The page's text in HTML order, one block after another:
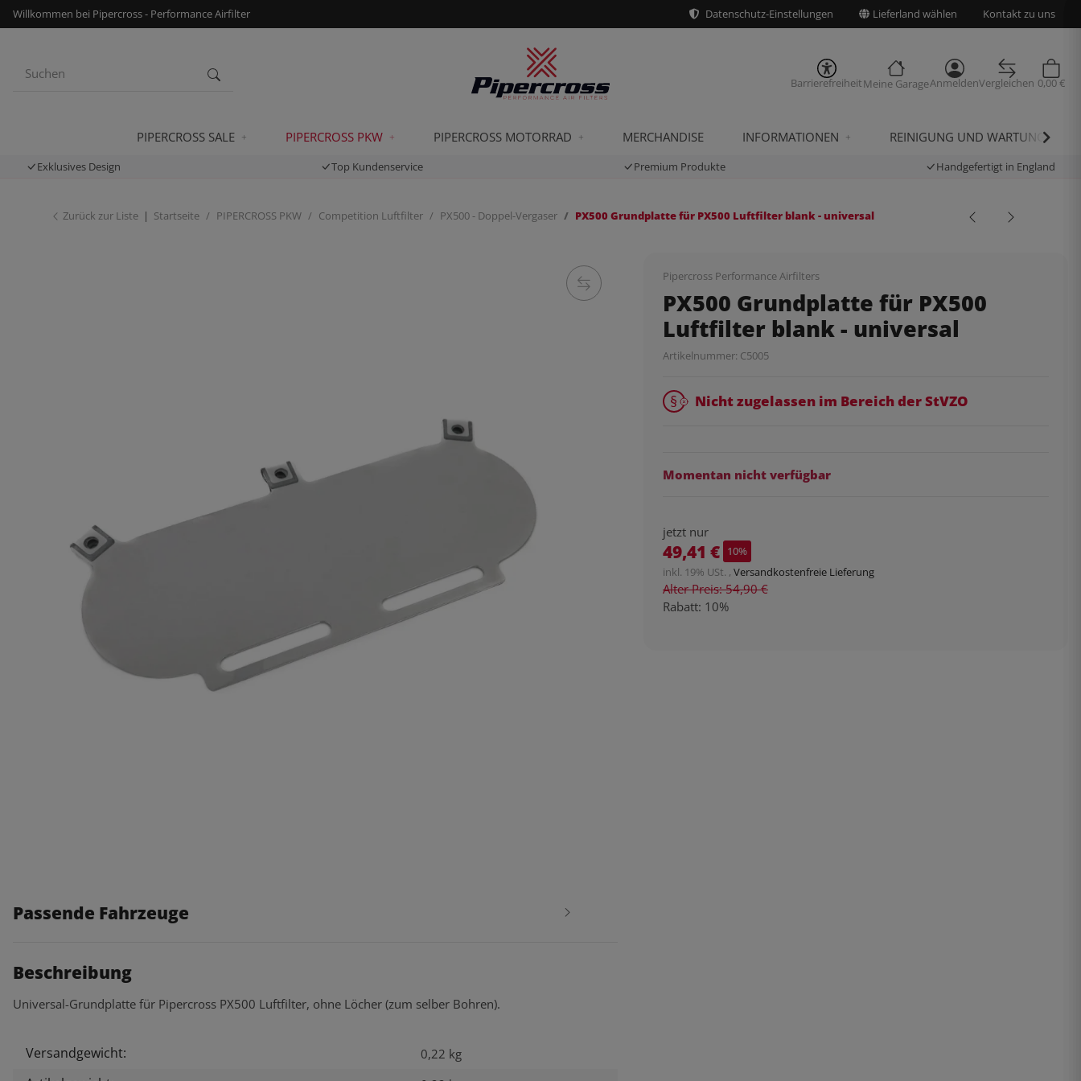
Willkommen bei Pipercross - Performance Airfilter Datenschutz-Einstellungen Lieferland wählen Kontakt zu uns
BarrierefreiheitMeine GarageAnmeldenVergleichen 0,00 €
PIPERCROSS SALE PIPERCROSS PKW PIPERCROSS MOTORRAD MERCHANDISE INFORMATIONEN REINIGUNG UND WARTUNG
Exklusives Design Top Kundenservice Premium Produkte Handgefertigt in England
Zurück zur Liste Startseite PIPERCROSS PKW Competition Luftfilter PX500 - Doppel-Vergaser PX500 Grundplatte für PX500 Luftfilter blank - universal
Pipercross Performance Airfilters
PX500 Grundplatte für PX500
Luftfilter blank - universal
Artikelnummer: C5005
Nicht zugelassen im Bereich der StVZO
Momentan nicht verfügbar
jetzt nur
49,41 € 10%
inkl. 19% USt. , Versandkostenfreie Lieferung
Alter Preis: 54,90 €
Rabatt: 10%
Passende Fahrzeuge
Beschreibung
Universal-Grundplatte für Pipercross PX500 Luftfilter, ohne Löcher (zum selber Bohren).
Produkteigenschaft
Wert
Versandgewicht: 0,22 kg